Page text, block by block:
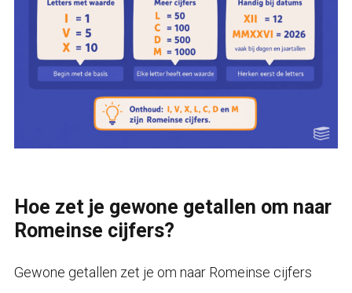
Hoe zet je gewone getallen om naar
Romeinse cijfers?
Gewone getallen zet je om naar Romeinse cijfers